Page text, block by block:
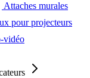
Attaches murales
pour projecteurs
vidéo